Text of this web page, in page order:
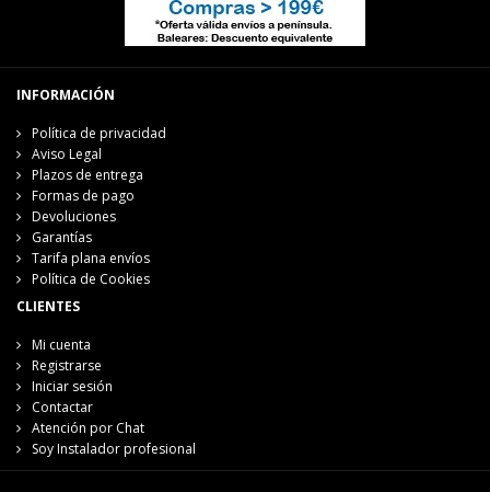
INFORMACIÓN
Política de privacidad
Aviso Legal
Plazos de entrega
Formas de pago
Devoluciones
Garantías
Tarifa plana envíos
Política de Cookies
CLIENTES
Mi cuenta
Registrarse
Iniciar sesión
Contactar
Atención por Chat
Soy Instalador profesional